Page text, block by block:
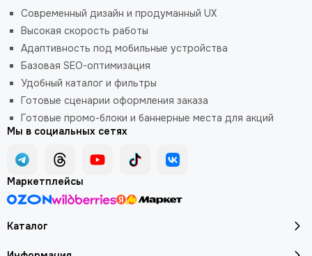
Каталог
Современный дизайн и продуманный UX
Высокая скорость работы
Адаптивность под мобильные устройства
Базовая SEO-оптимизация
Удобный каталог и фильтры
Готовые сценарии оформления заказа
Готовые промо-блоки и баннерные места для акций
Мы в социальных сетях
Маркетплейсы